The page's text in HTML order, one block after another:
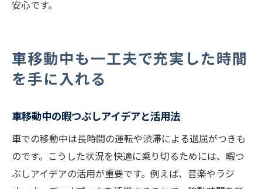
安心です。
車移動中も一工夫で充実した時間
を手に入れる
車移動中の暇つぶしアイデアと活用法
車での移動中は長時間の運転や渋滞による退屈がつきも
のです。こうした状況を快適に乗り切るためには、暇つ
ぶしアイデアの活用が重要です。例えば、音楽やラジ